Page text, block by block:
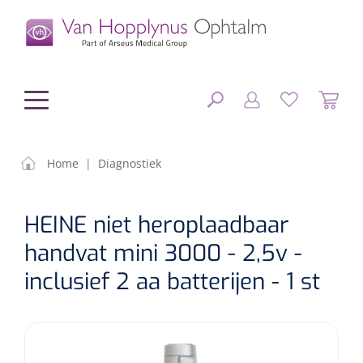
Chirurgisch materiaal
OP-sets
Diagnostiek
Tonometers
Klein Materiaal
FILTEREN
Home | Diagnostiek
HEINE niet heroplaadbaar
handvat mini 3000 - 2,5v -
inclusief 2 aa batterijen - 1 st